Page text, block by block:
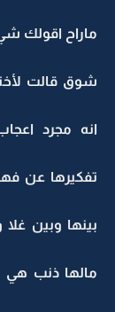
ماراح اقولك
شوق قالت
انه مجرد
تفكيرها عن
بينها وبين
مالها ذنب هي